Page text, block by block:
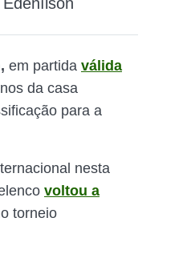
em partida válida
da casa
para a
nesta
voltou a
torneio